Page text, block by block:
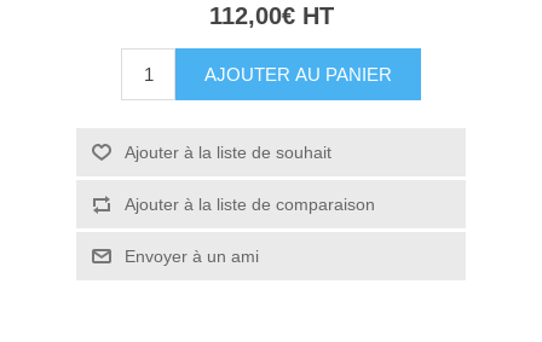
112,00€ HT
AJOUTER AU PANIER
Ajouter à la liste de souhait
Ajouter à la liste de comparaison
Envoyer à un ami